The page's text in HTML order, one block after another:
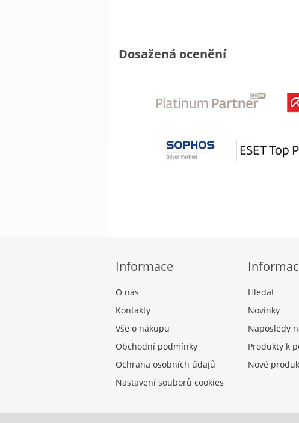
Dosažená ocenění
Informace
O nás
Kontakty
Vše o nákupu
Obchodní podmínky
Ochrana osobních údajů
Nastavení souborů cookies
Hledat
Novinky
Naposledy
Produkty k
Nové